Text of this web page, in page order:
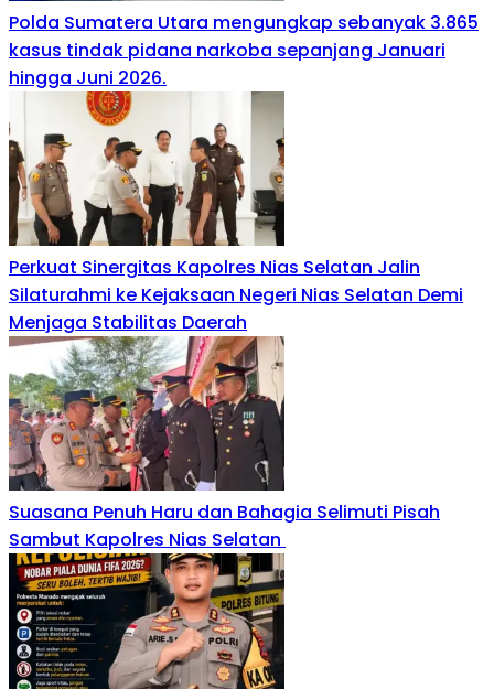
Polda Sumatera Utara mengungkap sebanyak 3.865
kasus tindak pidana narkoba sepanjang Januari
hingga Juni 2026.
Perkuat Sinergitas Kapolres Nias Selatan Jalin
Silaturahmi ke Kejaksaan Negeri Nias Selatan Demi
Menjaga Stabilitas Daerah
Suasana Penuh Haru dan Bahagia Selimuti Pisah
Sambut Kapolres Nias Selatan